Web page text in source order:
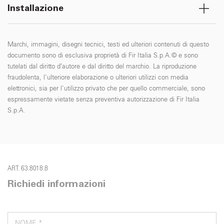
Installazione
Marchi, immagini, disegni tecnici, testi ed ulteriori contenuti di questo
documento sono di esclusiva proprietà di Fir Italia S.p.A.© e sono
tutelati dal diritto d’autore e dal diritto del marchio. La riproduzione
fraudolenta, l'ulteriore elaborazione o ulteriori utilizzi con media
elettronici, sia per l'utilizzo privato che per quello commerciale, sono
espressamente vietate senza preventiva autorizzazione di Fir Italia
S.p.A.
ART. 63.8018.8
Richiedi informazioni